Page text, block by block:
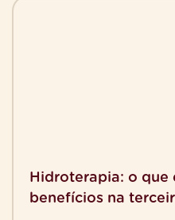
Hidroterapia: o que
benefícios na